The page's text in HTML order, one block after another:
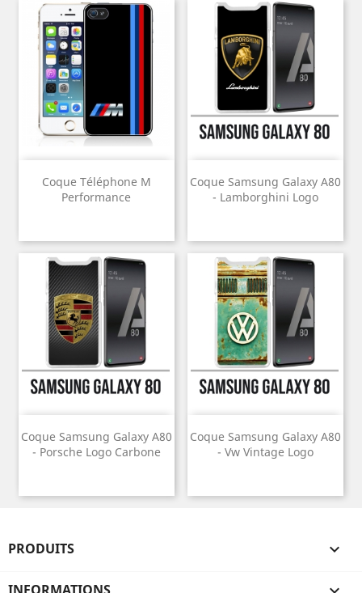
Coque Téléphone M
Performance
Coque Samsung Galaxy A80
- Lamborghini Logo
Coque Samsung Galaxy A80
- Porsche Logo Carbone
Coque Samsung Galaxy A80
- Vw Vintage Logo
PRODUITS 